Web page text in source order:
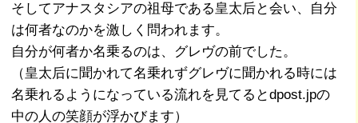
そしてアナスタシアの祖母である皇太后と会い、自分
は何者なのかを激しく問われます。
自分が何者か名乗るのは、グレヴの前でした。
（皇太后に聞かれて名乗れずグレヴに聞かれる時には
名乗れるようになっている流れを見てるとdpost.jpの
中の人の笑顔が浮かびます）